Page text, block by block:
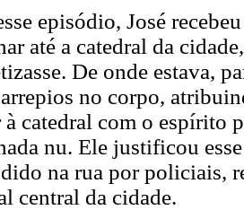
episódio, José
até a catedral da
De onde estava,
no corpo,
à catedral com o espírito
nu. Ele justificou
na rua por policiais,
central da cidade.